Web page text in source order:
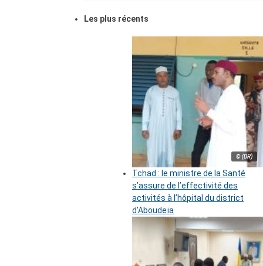
Les plus récents
© (DR)
Tchad : le ministre de la Santé
s’assure de l’effectivité des
activités à l’hôpital du district
d’Aboudeïa